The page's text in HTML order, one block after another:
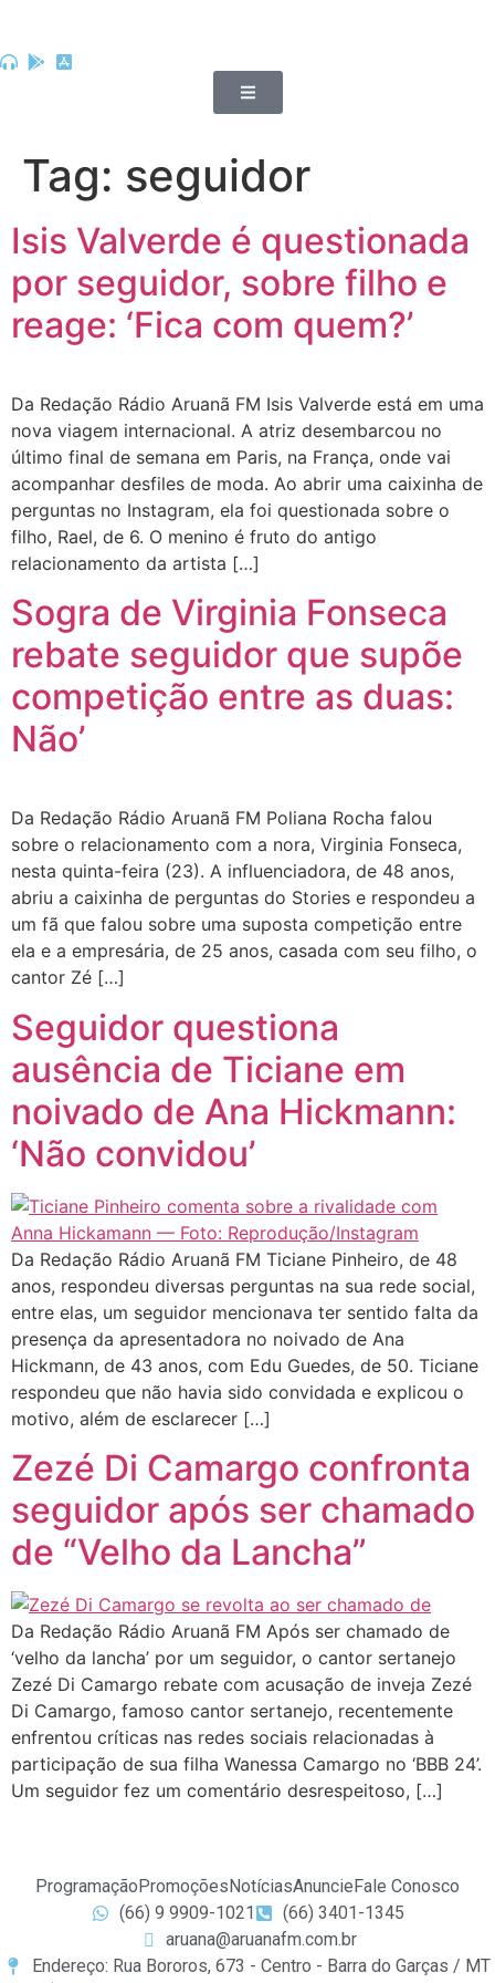
Tag: seguidor
Isis Valverde é questionada
por seguidor, sobre filho e
reage: ‘Fica com quem?’
Da Redação Rádio Aruanã FM Isis Valverde está em uma
nova viagem internacional. A atriz desembarcou no
último final de semana em Paris, na França, onde vai
acompanhar desfiles de moda. Ao abrir uma caixinha de
perguntas no Instagram, ela foi questionada sobre o
filho, Rael, de 6. O menino é fruto do antigo
relacionamento da artista […]
Sogra de Virginia Fonseca
rebate seguidor que supõe
competição entre as duas:
Não’
Da Redação Rádio Aruanã FM Poliana Rocha falou
sobre o relacionamento com a nora, Virginia Fonseca,
nesta quinta-feira (23). A influenciadora, de 48 anos,
abriu a caixinha de perguntas do Stories e respondeu a
um fã que falou sobre uma suposta competição entre
ela e a empresária, de 25 anos, casada com seu filho, o
cantor Zé […]
Seguidor questiona
ausência de Ticiane em
noivado de Ana Hickmann:
‘Não convidou’
Da Redação Rádio Aruanã FM Ticiane Pinheiro, de 48
anos, respondeu diversas perguntas na sua rede social,
entre elas, um seguidor mencionava ter sentido falta da
presença da apresentadora no noivado de Ana
Hickmann, de 43 anos, com Edu Guedes, de 50. Ticiane
respondeu que não havia sido convidada e explicou o
motivo, além de esclarecer […]
Zezé Di Camargo confronta
seguidor após ser chamado
de “Velho da Lancha”
Da Redação Rádio Aruanã FM Após ser chamado de
‘velho da lancha’ por um seguidor, o cantor sertanejo
Zezé Di Camargo rebate com acusação de inveja Zezé
Di Camargo, famoso cantor sertanejo, recentemente
enfrentou críticas nas redes sociais relacionadas à
participação de sua filha Wanessa Camargo no ‘BBB 24’.
Um seguidor fez um comentário desrespeitoso, […]
ProgramaçãoPromoçõesNotíciasAnuncieFale Conosco
(66) 9 9909-1021
(66) 3401-1345
aruana@aruanafm.com.br
Endereço: Rua Bororos, 673 - Centro - Barra do Garças / MT